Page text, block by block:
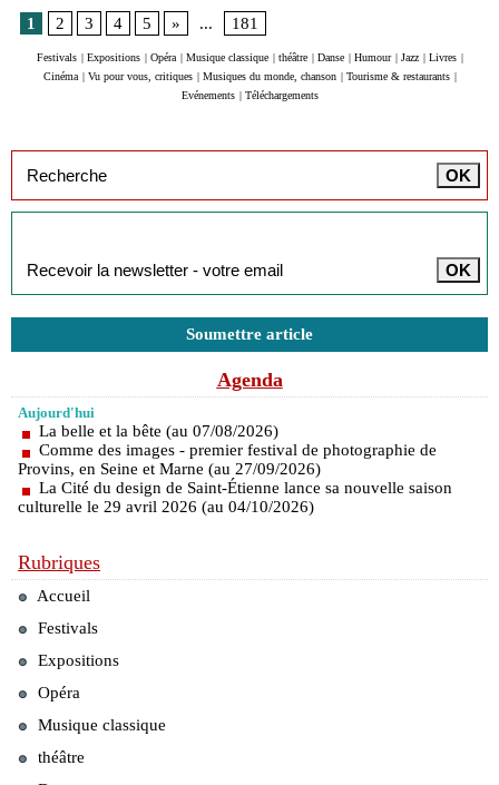
1
2 3 4 5 » ... 181
Festivals | Expositions | Opéra | Musique classique | théâtre | Danse | Humour | Jazz | Livres |
Cinéma | Vu pour vous, critiques | Musiques du monde, chanson | Tourisme & restaurants |
Evénements | Téléchargements
Soumettre article
Agenda
Aujourd'hui
La belle et la bête (au 07/08/2026)
Comme des images - premier festival de photographie de
Provins, en Seine et Marne (au 27/09/2026)
La Cité du design de Saint-Étienne lance sa nouvelle saison
culturelle le 29 avril 2026 (au 04/10/2026)
Rubriques
Accueil
Festivals
Expositions
Opéra
Musique classique
théâtre